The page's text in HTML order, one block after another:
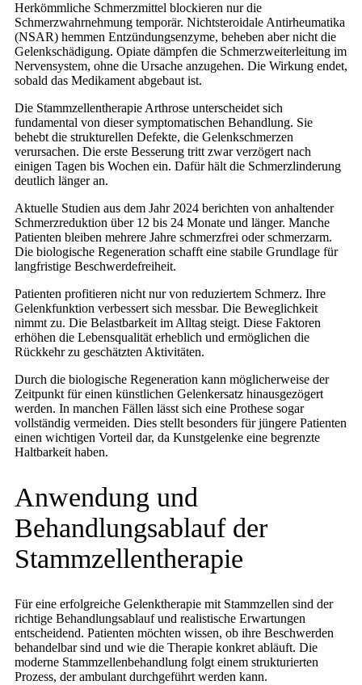
Herkömmliche Schmerzmittel blockieren nur die
Schmerzwahrnehmung temporär. Nichtsteroidale Antirheumatika
(NSAR) hemmen Entzündungsenzyme, beheben aber nicht die
Gelenkschädigung. Opiate dämpfen die Schmerzweiterleitung im
Nervensystem, ohne die Ursache anzugehen. Die Wirkung endet,
sobald das Medikament abgebaut ist.
Die Stammzellentherapie Arthrose unterscheidet sich
fundamental von dieser symptomatischen Behandlung. Sie
behebt die strukturellen Defekte, die Gelenkschmerzen
verursachen. Die erste Besserung tritt zwar verzögert nach
einigen Tagen bis Wochen ein. Dafür hält die Schmerzlinderung
deutlich länger an.
Aktuelle Studien aus dem Jahr 2024 berichten von anhaltender
Schmerzreduktion über 12 bis 24 Monate und länger. Manche
Patienten bleiben mehrere Jahre schmerzfrei oder schmerzarm.
Die biologische Regeneration schafft eine stabile Grundlage für
langfristige Beschwerdefreiheit.
Patienten profitieren nicht nur von reduziertem Schmerz. Ihre
Gelenkfunktion verbessert sich messbar. Die Beweglichkeit
nimmt zu. Die Belastbarkeit im Alltag steigt. Diese Faktoren
erhöhen die Lebensqualität erheblich und ermöglichen die
Rückkehr zu geschätzten Aktivitäten.
Durch die biologische Regeneration kann möglicherweise der
Zeitpunkt für einen künstlichen Gelenkersatz hinausgezögert
werden. In manchen Fällen lässt sich eine Prothese sogar
vollständig vermeiden. Dies stellt besonders für jüngere Patienten
einen wichtigen Vorteil dar, da Kunstgelenke eine begrenzte
Haltbarkeit haben.
Anwendung und
Behandlungsablauf der
Stammzellentherapie
Für eine erfolgreiche Gelenktherapie mit Stammzellen sind der
richtige Behandlungsablauf und realistische Erwartungen
entscheidend. Patienten möchten wissen, ob ihre Beschwerden
behandelbar sind und wie die Therapie konkret abläuft. Die
moderne Stammzellenbehandlung folgt einem strukturierten
Prozess, der ambulant durchgeführt werden kann.